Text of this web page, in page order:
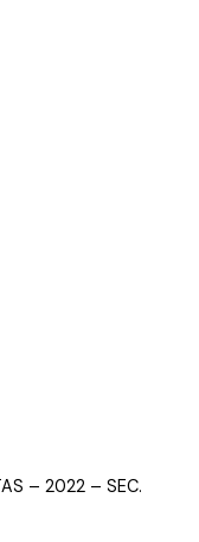
– 2022 – SEC.